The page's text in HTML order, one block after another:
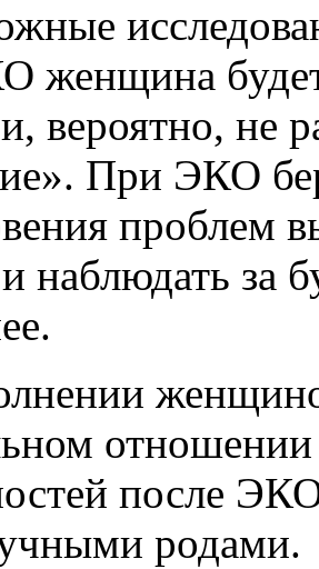
женщина
вероятно, не
При ЭКО
проблем
наблюдать за
после
родами.